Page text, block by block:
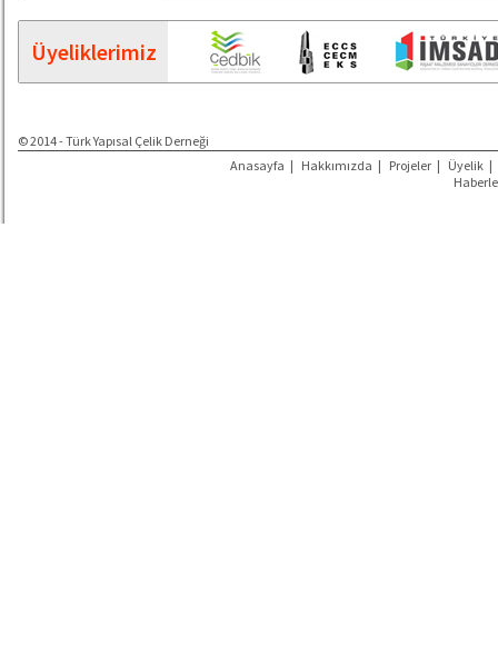
Üyeliklerimiz
© 2014 - Türk Yapısal Çelik Derneği
Anasayfa | Hakkımızda | Projeler | Üyelik |